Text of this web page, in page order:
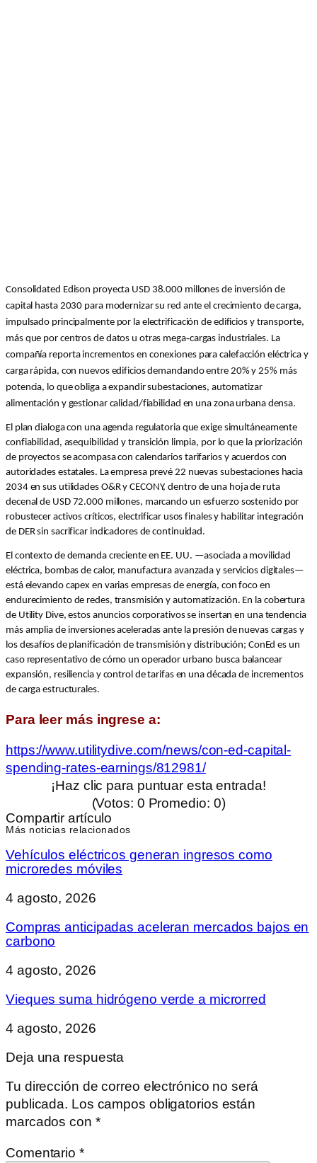
Consolidated Edison proyecta USD 38.000 millones de inversión de
capital hasta 2030 para modernizar su red ante el crecimiento de carga,
impulsado principalmente por la electrificación de edificios y transporte,
más que por centros de datos u otras mega‑cargas industriales. La
compañía reporta incrementos en conexiones para calefacción eléctrica y
carga rápida, con nuevos edificios demandando entre 20% y 25% más
potencia, lo que obliga a expandir subestaciones, automatizar
alimentación y gestionar calidad/fiabilidad en una zona urbana densa.
El plan dialoga con una agenda regulatoria que exige simultáneamente
confiabilidad, asequibilidad y transición limpia, por lo que la priorización
de proyectos se acompasa con calendarios tarifarios y acuerdos con
autoridades estatales. La empresa prevé 22 nuevas subestaciones hacia
2034 en sus utilidades O&R y CECONY, dentro de una hoja de ruta
decenal de USD 72.000 millones, marcando un esfuerzo sostenido por
robustecer activos críticos, electrificar usos finales y habilitar integración
de DER sin sacrificar indicadores de continuidad.
El contexto de demanda creciente en EE. UU. —asociada a movilidad
eléctrica, bombas de calor, manufactura avanzada y servicios digitales—
está elevando capex en varias empresas de energía, con foco en
endurecimiento de redes, transmisión y automatización. En la cobertura
de Utility Dive, estos anuncios corporativos se insertan en una tendencia
más amplia de inversiones aceleradas ante la presión de nuevas cargas y
los desafíos de planificación de transmisión y distribución; ConEd es un
caso representativo de cómo un operador urbano busca balancear
expansión, resiliencia y control de tarifas en una década de incrementos
de carga estructurales.
Para leer más ingrese a:
https://www.utilitydive.com/news/con-ed-capital-
spending-rates-earnings/812981/
¡Haz clic para puntuar esta entrada!
(Votos: 0 Promedio: 0)
Compartir artículo
Más noticias relacionados
Vehículos eléctricos generan ingresos como
microredes móviles
4 agosto, 2026
Compras anticipadas aceleran mercados bajos en
carbono
4 agosto, 2026
Vieques suma hidrógeno verde a microrred
4 agosto, 2026
Deja una respuesta
Tu dirección de correo electrónico no será
publicada. Los campos obligatorios están
marcados con *
Comentario *